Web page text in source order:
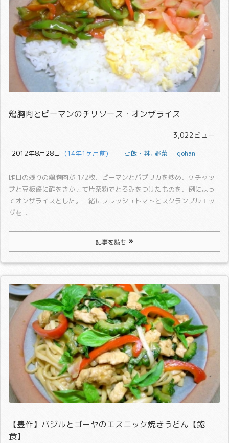
鶏胸肉とピーマンのチリソース・オンザライス
3,022ビュー
2012年8月28日
  (14年1ヶ月前)
ご飯・丼, 野菜 gohan
昨日の残りの鶏胸肉が 1/2枚、ピーマンとパプリカを炒め、ケチャッ
プと豆板醤に酢をきかせて片栗粉でとろみをつけたものを、例によっ
てオンザライスとした。一緒にフレッシュトマトとスクランブルエッ
グを ...
記事を読む
【豊作】バジルとゴーヤのエスニック焼きうどん【飽
食】